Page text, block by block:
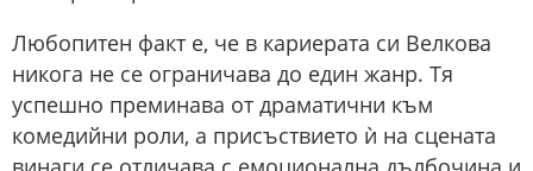
Любопитен факт е, че в кариерата си Велкова
никога не се ограничава до един жанр. Тя
успешно преминава от драматични към
комедийни роли, а присъствието ѝ на сцената